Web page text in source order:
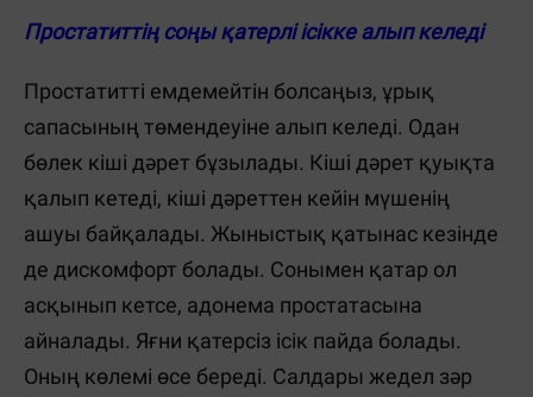
Простатиттің соңы қатерлі ісікке алып келеді
Простатитті емдемейтін болсаңыз, ұрық
сапасының төмендеуіне алып келеді. Одан
бөлек кіші дәрет бұзылады. Кіші дәрет қуықта
қалып кетеді, кіші дәреттен кейін мүшенің
ашуы байқалады. Жыныстық қатынас кезінде
де дискомфорт болады. Сонымен қатар ол
асқынып кетсе, адонема простатасына
айналады. Яғни қатерсіз ісік пайда болады.
Оның көлемі өсе береді. Салдары жедел зәр